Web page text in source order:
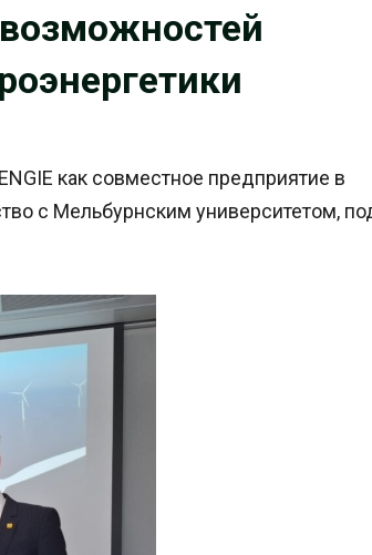
как совместное предприятие в
с Мельбурнским университетом,